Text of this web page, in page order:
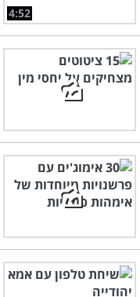
4:52